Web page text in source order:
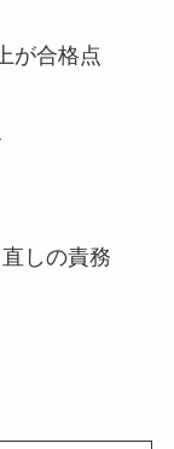
が合格点
しの責務